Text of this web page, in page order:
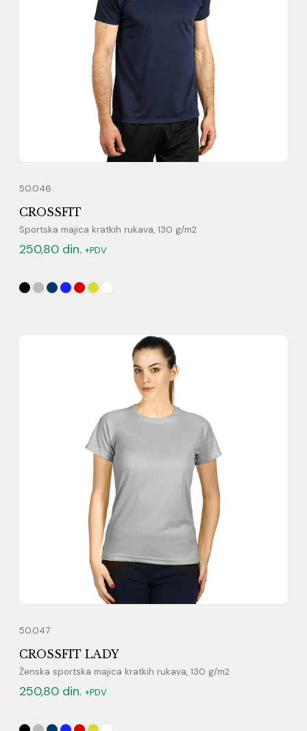
50.046
CROSSFIT
Sportska majica kratkih rukava, 130 g/m2
250,80 din. +PDV
50.047
CROSSFIT LADY
Ženska sportska majica kratkih rukava, 130 g/m2
250,80 din. +PDV